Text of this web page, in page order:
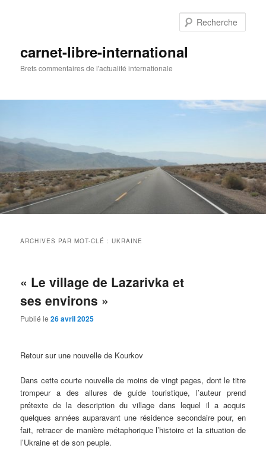
carnet-libre-international
Brefs commentaires de l'actualité internationale
ARCHIVES PAR MOT-CLÉ :UKRAINE
« Le village de Lazarivka et
ses environs »
Publié le26 avril 2025
Retour sur une nouvelle de Kourkov
Dans cette courte nouvelle de moins de vingt pages, dont le titre
trompeur a des allures de guide touristique, l’auteur prend
prétexte de la description du village dans lequel il a acquis
quelques années auparavant une résidence secondaire pour, en
fait, retracer de manière métaphorique l’histoire et la situation de
l’Ukraine et de son peuple.